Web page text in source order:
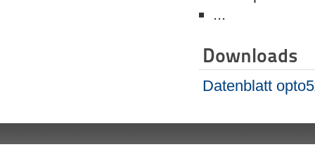
...
Downloads
Datenblatt